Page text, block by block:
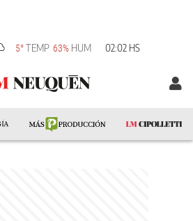
5° TEMP 63% HUM 02:02 HS